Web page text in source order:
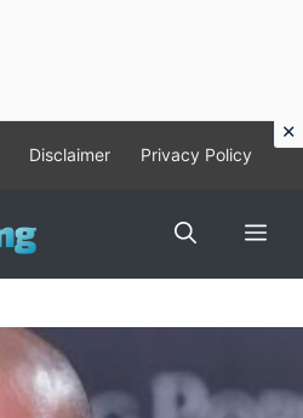
Disclaimer Privacy Policy